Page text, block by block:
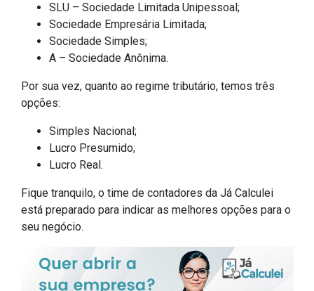
SLU – Sociedade Limitada Unipessoal;
Sociedade Empresária Limitada;
Sociedade Simples;
A – Sociedade Anônima.
Por sua vez, quanto ao regime tributário, temos três
opções:
Simples Nacional;
Lucro Presumido;
Lucro Real.
Fique tranquilo, o time de contadores da Já Calculei
está preparado para indicar as melhores opções para o
seu negócio.